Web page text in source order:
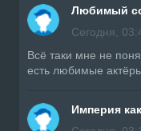
Любимый
Сегодня,
Всë таки мне не
есть любимые
Империя